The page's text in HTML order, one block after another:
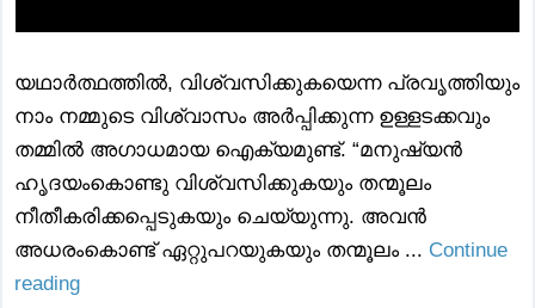
യഥാർത്ഥത്തിൽ, വിശ്വസിക്കുകയെന്ന പ്രവൃത്തിയും
നാം നമ്മുടെ വിശ്വാസം അർപ്പിക്കുന്ന ഉള്ളടക്കവും
തമ്മിൽ അഗാധമായ ഐക്യമുണ്ട്. “മനുഷ്യൻ
ഹൃദയംകൊണ്ടു വിശ്വസിക്കുകയും തന്മൂലം
നീതീകരിക്കപ്പെടുകയും ചെയ്യുന്നു. അവൻ
അധരംകൊണ്ട് ഏറ്റുപറയുകയും തന്മൂലം ... Continue
reading